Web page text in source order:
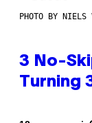
PHOTO BY NIELS
3 No-
Turning